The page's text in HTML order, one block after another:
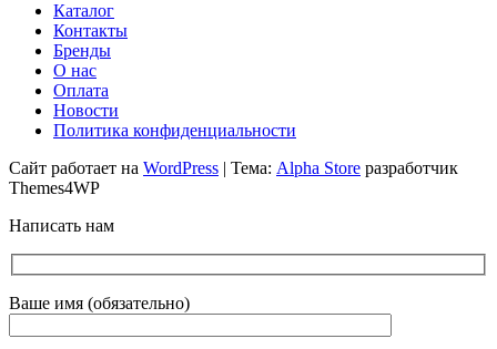
Каталог
Контакты
Бренды
О нас
Оплата
Новости
Политика конфиденциальности
Сайт работает на WordPress | Тема: Alpha Store разработчик
Themes4WP
Написать нам
Ваше имя (обязательно)